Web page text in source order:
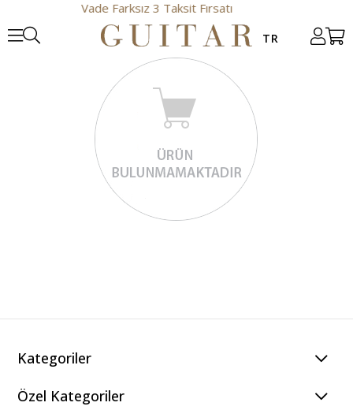
Vade Farksız 3 Taksit Fırsatı
Kategoriler
Özel Kategoriler